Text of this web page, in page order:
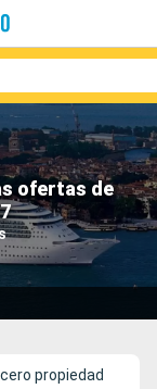
ofertas de
propiedad